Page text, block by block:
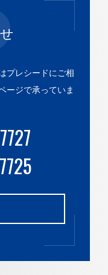
プレシードにご相
ージで承っていま